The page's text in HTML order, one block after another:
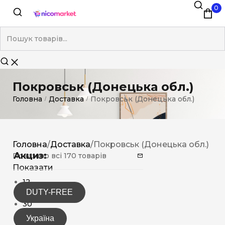
0
Покровськ (Донецька обл.)
Головна / Доставка / Покровськ (Донецька обл.)
Акциз:
DUTY-FREE
Україна
Головна/Доставка/Покровськ (Донецька обл.)
Показано всі 170 товарів
Показати
12
15
30